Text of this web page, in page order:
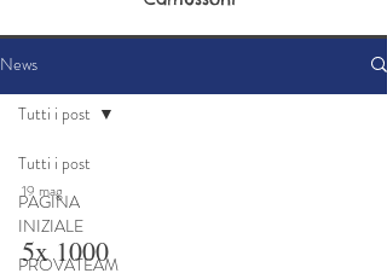
News
Tutti i post
PAGINA
INIZIALE
PROVATEAM
Tutti i post
19 mag
5x 1000